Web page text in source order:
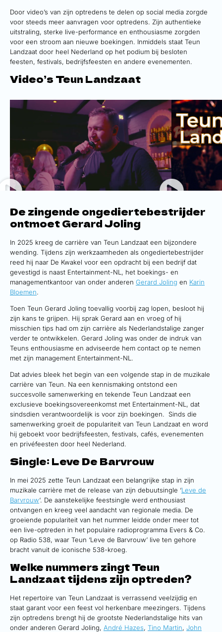
Door video’s van zijn optredens te delen op social media zorgde
voor steeds meer aanvragen voor optredens. Zijn authentieke
uitstraling, sterke live-performance en enthousiasme zorgden
voor een stroom aan nieuwe boekingen. Inmiddels staat Teun
Landzaat door heel Nederland op het podium bij besloten
feesten, festivals, bedrijfsfeesten en andere evenementen.
Video’s Teun Landzaat
De zingende ongediertebestrijder
ontmoet Gerard Joling
In 2025 kreeg de carrière van Teun Landzaat een bijzondere
wending. Tijdens zijn werkzaamheden als ongediertebestrijder
reed hij naar De Kwakel voor een opdracht bij een bedrijf dat
gevestigd is naast Entertainment-NL, het boekings- en
managementkantoor van onder anderen Gerard Joling en Karin
Bloemen.
Toen Teun Gerard Joling toevallig voorbij zag lopen, besloot hij
zijn kans te grijpen. Hij sprak Gerard aan en vroeg of hij
misschien tips had om zijn carrière als Nederlandstalige zanger
verder te ontwikkelen. Gerard Joling was onder de indruk van
Teuns enthousiasme en adviseerde hem contact op te nemen
met zijn management Entertainment-NL.
Dat advies bleek het begin van een volgende stap in de muzikale
carrière van Teun. Na een kennismaking ontstond een
succesvolle samenwerking en tekende Teun Landzaat een
exclusieve boekingsovereenkomst met Entertainment-NL, dat
sindsdien verantwoordelijk is voor zijn boekingen. Sinds die
samenwerking groeit de populariteit van Teun Landzaat en word
hij geboekt voor bedrijfsfeesten, festivals, cafés, evenementen
en privéfeesten door heel Nederland.
Single: Leve De Barvrouw
In mei 2025 zette Teun Landzaat een belangrijke stap in zijn
muzikale carrière met de release van zijn debuutsingle ‘Leve de
Barvrouw‘. De aanstekelijke feestsingle werd enthousiast
ontvangen en kreeg veel aandacht van regionale media. De
groeiende populariteit van het nummer leidde onder meer tot
een live-optreden in het populaire radioprogramma Evers & Co.
op Radio 538, waar Teun ‘Leve de Barvrouw’ live ten gehore
bracht vanuit de iconische 538-kroeg.
Welke nummers zingt Teun
Landzaat tijdens zijn optreden?
Het repertoire van Teun Landzaat is verrassend veelzijdig en
staat garant voor een feest vol herkenbare meezingers. Tijdens
zijn optredens brengt hij de grootste Nederlandstalige hits van
onder anderen Gerard Joling, André Hazes, Tino Martin, John